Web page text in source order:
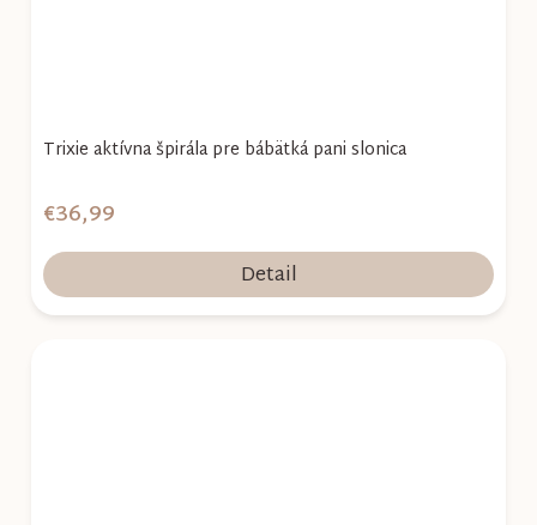
Trixie aktívna špirála pre bábätká pani slonica
€36,99
Detail